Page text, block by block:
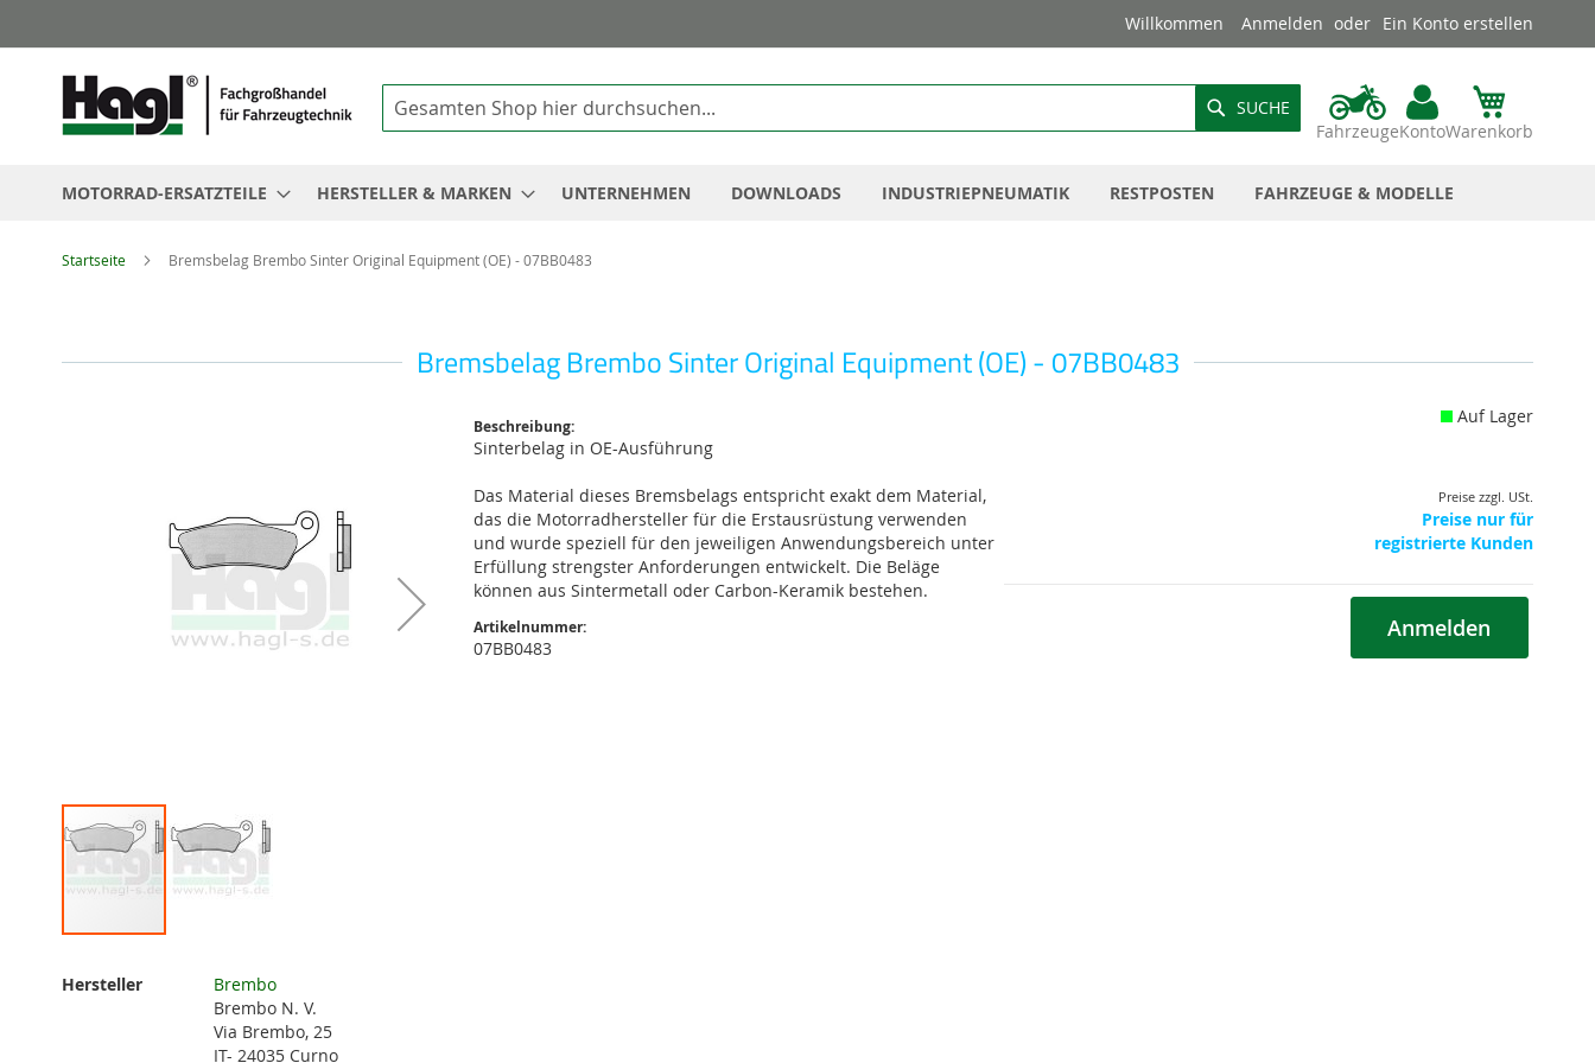
Inhalt
Willkommen Anmelden Ein Konto erstellen
FahrzeugeKontoWarenkorb
SUCHE
MOTORRAD-ERSATZTEILE HERSTELLER & MARKEN UNTERNEHMEN DOWNLOADS INDUSTRIEPNEUMATIK RESTPOSTEN FAHRZEUGE & MODELLE
Startseite Bremsbelag Brembo Sinter Original Equipment (OE) - 07BB0483
Bremsbelag Brembo Sinter Original Equipment (OE) - 07BB0483
der
Beschreibung:
Sinterbelag in OE-Ausführung
Das Material dieses Bremsbelags entspricht exakt dem Material,
das die Motorradhersteller für die Erstausrüstung verwenden
und wurde speziell für den jeweiligen Anwendungsbereich unter
Erfüllung strengster Anforderungen entwickelt. Die Beläge
können aus Sintermetall oder Carbon-Keramik bestehen.
Artikelnummer:
07BB0483
Auf Lager
Preise zzgl. USt.
Preise nur für
registrierte Kunden
Anmelden
Weitere
Hersteller
Brembo
Brembo N. V.
Via Brembo, 25
IT- 24035 Curno